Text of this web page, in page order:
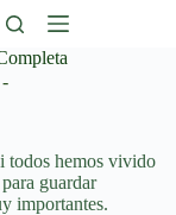
todos hemos vivido
guardar
importantes.